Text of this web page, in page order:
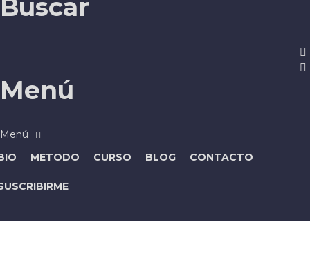
Buscar
Menú
METODO CURSO BLOG CONTACTO